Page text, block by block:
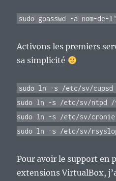
sudo gpasswd -a nom-
Activons les premiers
sa simplicité
sudo ln -s /etc/sv/
sudo ln -s /etc/sv/ntpd /
sudo ln -s /etc/sv/
sudo ln -s /etc/sv/
Pour avoir le support en
extensions VirtualBox,